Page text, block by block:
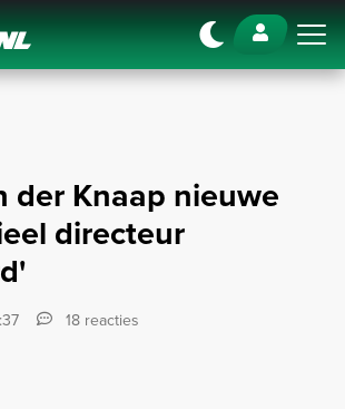
der Knaap nieuwe
directeur
18 reacties